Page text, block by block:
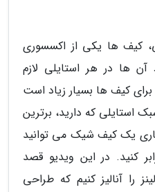
کیف ها یکی از اکسسوری
ها در هر استایلی لازم
کیف ها بسیار زیاد است
استایلی که دارید، برترین
یک کیف شیک می توانید
کنید. در این ویدیو قصد
را آنالیز کنیم که طراحی